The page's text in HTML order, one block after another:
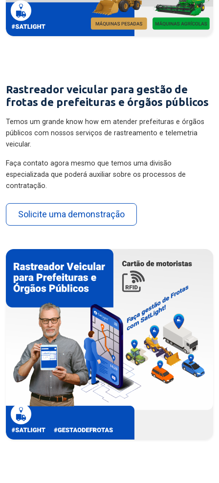
Rastreador veicular para gestão de
frotas de prefeituras e órgãos públicos
Temos um grande know how em atender prefeituras e órgãos
públicos com nossos serviços de rastreamento e telemetria
veicular.
Faça contato agora mesmo que temos uma divisão
especializada que poderá auxiliar sobre os processos de
contratação.
Solicite uma demonstração